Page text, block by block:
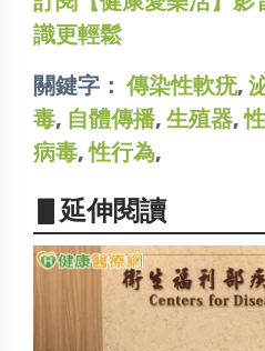
識更輕鬆
關鍵字：傳染性軟疣,
毒, 自體傳播, 生殖器,
病毒,性行為,
▋延伸閱讀